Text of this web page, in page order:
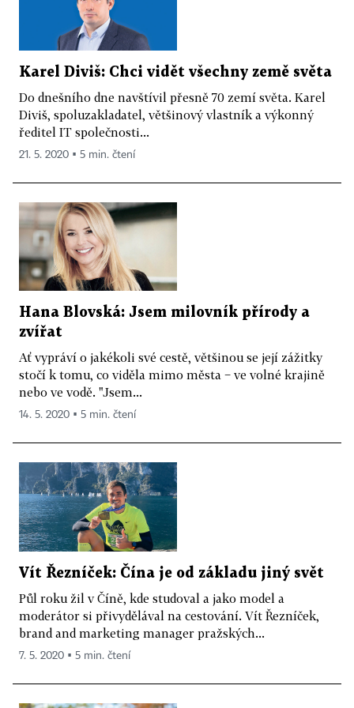
Karel Diviš: Chci vidět všechny země světa
Do dnešního dne navštívil přesně 70 zemí světa. Karel
Diviš, spoluzakladatel, většinový vlastník a výkonný
ředitel IT společnosti...
21. 5. 2020 ▪ 5 min. čtení
Hana Blovská: Jsem milovník přírody a
zvířat
Ať vypráví o jakékoli své cestě, většinou se její zážitky
stočí k tomu, co viděla mimo města − ve volné krajině
nebo ve vodě. "Jsem...
14. 5. 2020 ▪ 5 min. čtení
Vít Řezníček: Čína je od základu jiný svět
Půl roku žil v Číně, kde studoval a jako model a
moderátor si přivydělával na cestování. Vít Řezníček,
brand and marketing manager pražských...
7. 5. 2020 ▪ 5 min. čtení